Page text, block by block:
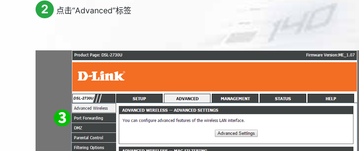
2 点击“Advanced”标签